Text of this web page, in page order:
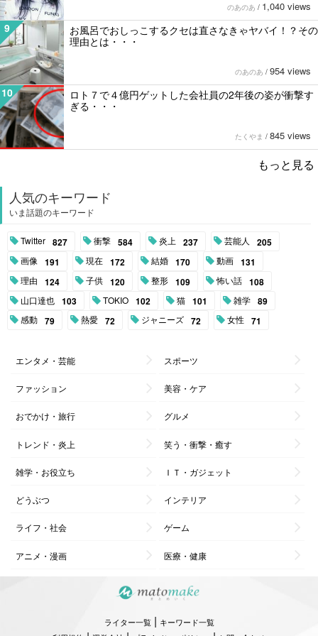
のあのあ / 1,040 views
9
お風呂でおしっこするクセは直さなきゃヤバイ！？その
理由とは・・・
のあのあ / 954 views
10
ロト７で４億円ゲットした会社員の2年後の姿が衝撃す
ぎる・・・
たくやま / 845 views
もっと見る
人気のキーワード
いま話題のキーワード
Twitter 827 衝撃 584 炎上 237 芸能人 205
画像 191 現在 172 結婚 170 動画 131
理由 124 子供 120 整形 109 怖い話 108
山口達也 103 TOKIO 102 猫 101 雑学 89
感動 79 熱愛 72 ジャニーズ 72 女性 71
エンタメ・芸能 スポーツ
ファッション 美容・ケア
おでかけ・旅行 グルメ
トレンド・炎上 笑う・衝撃・癒す
雑学・お役立ち ＩＴ・ガジェット
どうぶつ インテリア
ライフ・社会 ゲーム
アニメ・漫画 医療・健康
ライター一覧| キーワード一覧